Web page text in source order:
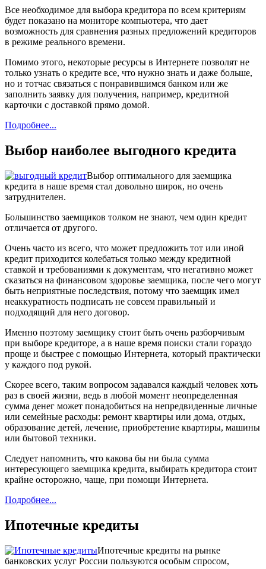
Все необходимое для выбора кредитора по всем критериям
будет показано на мониторе компьютера, что дает
возможность для сравнения разных предложений кредиторов
в режиме реального времени.
Помимо этого, некоторые ресурсы в Интернете позволят не
только узнать о кредите все, что нужно знать и даже больше,
но и тотчас связаться с понравившимся банком или же
заполнить заявку для получения, например, кредитной
карточки с доставкой прямо домой.
Подробнее...
Выбор наиболее выгодного кредита
Выбор оптимального для заемщика
кредита в наше время стал довольно широк, но очень
затруднителен.
Большинство заемщиков толком не знают, чем один кредит
отличается от другого.
Очень часто из всего, что может предложить тот или иной
кредит приходится колебаться только между кредитной
ставкой и требованиями к документам, что негативно может
сказаться на финансовом здоровье заемщика, после чего могут
быть неприятные последствия, потому что заемщик имел
неаккуратность подписать не совсем правильный и
подходящий для него договор.
Именно поэтому заемщику стоит быть очень разборчивым
при выборе кредиторе, а в наше время поиски стали гораздо
проще и быстрее с помощью Интернета, который практически
у каждого под рукой.
Скорее всего, таким вопросом задавался каждый человек хоть
раз в своей жизни, ведь в любой момент неопределенная
сумма денег может понадобиться на непредвиденные личные
или семейные расходы: ремонт квартиры или дома, отдых,
образование детей, лечение, приобретение квартиры, машины
или бытовой техники.
Следует напомнить, что какова бы ни была сумма
интересующего заемщика кредита, выбирать кредитора стоит
крайне осторожно, чаще, при помощи Интернета.
Подробнее...
Ипотечные кредиты
Ипотечные кредиты на рынке
банковских услуг России пользуются особым спросом,